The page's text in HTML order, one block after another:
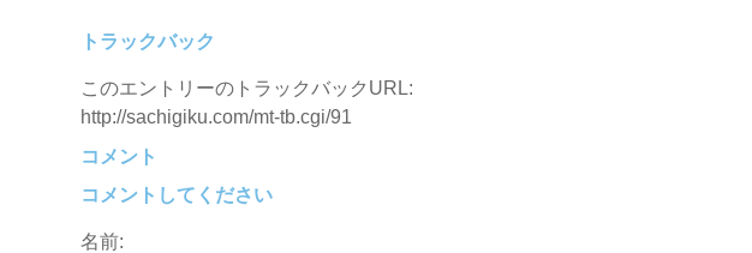
トラックバック
このエントリーのトラックバックURL:
http://sachigiku.com/mt-tb.cgi/91
コメント
コメントしてください
名前: